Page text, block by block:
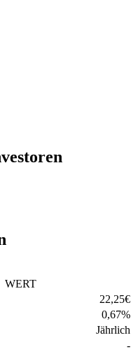
WERT
22,25€
0,67%
Jährlich
-